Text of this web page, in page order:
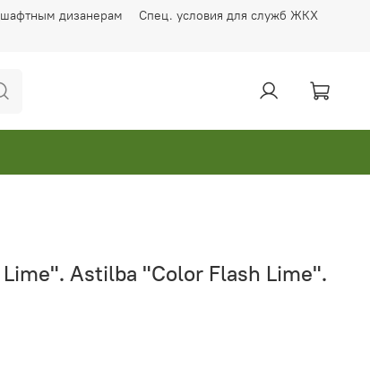
дизанерам Спец. условия для служб ЖКХ
Astilba "Color Flash Lime".